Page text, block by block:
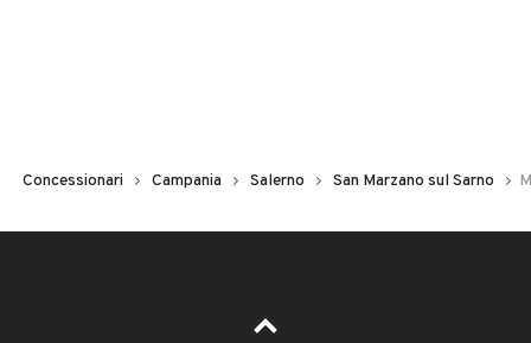
Concessionari Campania Salerno San Marzano sul Sarno